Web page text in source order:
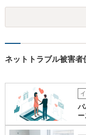
ネットトラブル被害者
パ
ー